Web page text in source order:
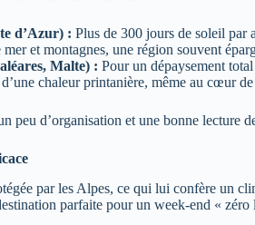
d’Azur) : Plus de 300 jours de soleil par
mer et montagnes, une région souvent
Malte) : Pour un dépaysement
chaleur printanière, même au cœur
peu d’organisation et une bonne lecture
par les Alpes, ce qui lui confère un
parfaite pour un week-end «